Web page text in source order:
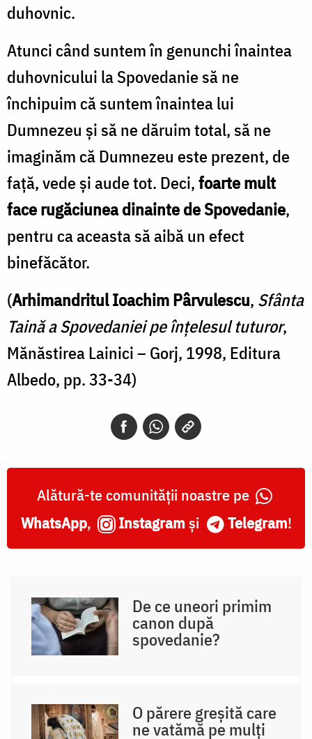
duhovnic.
Atunci când suntem în genunchi înaintea
duhovnicului la Spovedanie să ne
închipuim că suntem înaintea lui
Dumnezeu şi să ne dăruim total, să ne
imaginăm că Dumnezeu este prezent, de
faţă, vede şi aude tot. Deci,foarte mult
face rugăciunea dinainte de Spovedanie,
pentru ca aceasta să aibă un efect
binefăcător.
(Arhimandritul Ioachim Pârvulescu, Sfânta
Taină a Spovedaniei pe înţelesul tuturor,
Mănăstirea Lainici – Gorj, 1998, Editura
Albedo, pp. 33-34)
Alătură-te comunității noastre pe
WhatsApp, Instagram și Telegram!
De ce uneori primim
canon după
spovedanie?
O părere greșită care
ne vatămă pe mulți